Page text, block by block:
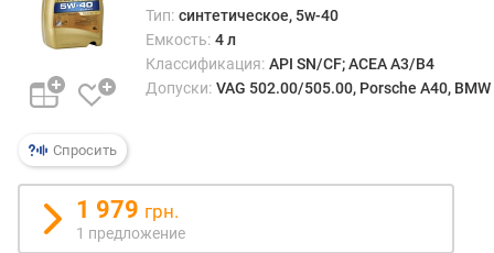
п
о
у
л
р
н
с
Спросить
Тип: синтетическое, 5w-40
Емкость: 4 л
Классификация: API SN/CF; ACEA A3/B4
Допуски: VAG 502.00/505.00, Porsche A40,
1 979 грн.
1 предложение